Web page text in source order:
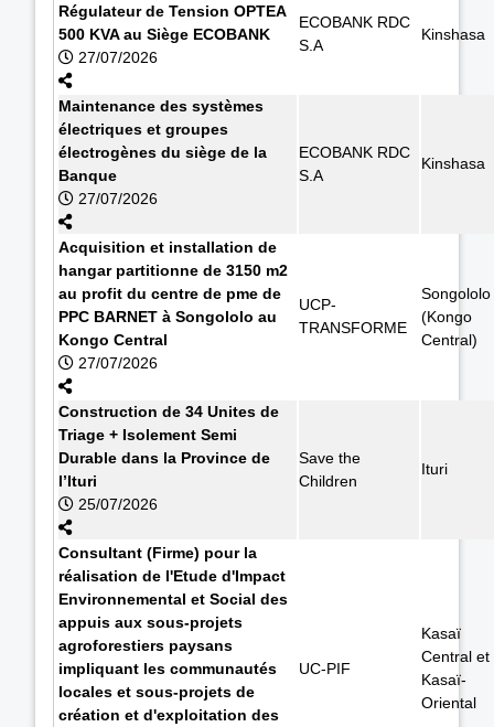
Régulateur de Tension OPTEA
500 KVA au Siège ECOBANK
27/07/2026
ECOBANK RDC
S.A
Kinshasa
Maintenance des systèmes
électriques et groupes
électrogènes du siège de la
Banque
27/07/2026
ECOBANK RDC
S.A
Kinshasa
Acquisition et installation de
hangar partitionne de 3150 m2
au profit du centre de pme de
PPC BARNET à Songololo au
Kongo Central
27/07/2026
UCP-
TRANSFORME
Songololo
(Kongo
Central)
Construction de 34 Unites de
Triage + Isolement Semi
Durable dans la Province de
l’Ituri
25/07/2026
Save the
Children
Ituri
Consultant (Firme) pour la
réalisation de l'Etude d'Impact
Environnemental et Social des
appuis aux sous-projets
agroforestiers paysans
impliquant les communautés
locales et sous-projets de
création et d'exploitation des
UC-PIF
Kasaï
Central et
Kasaï-
Oriental